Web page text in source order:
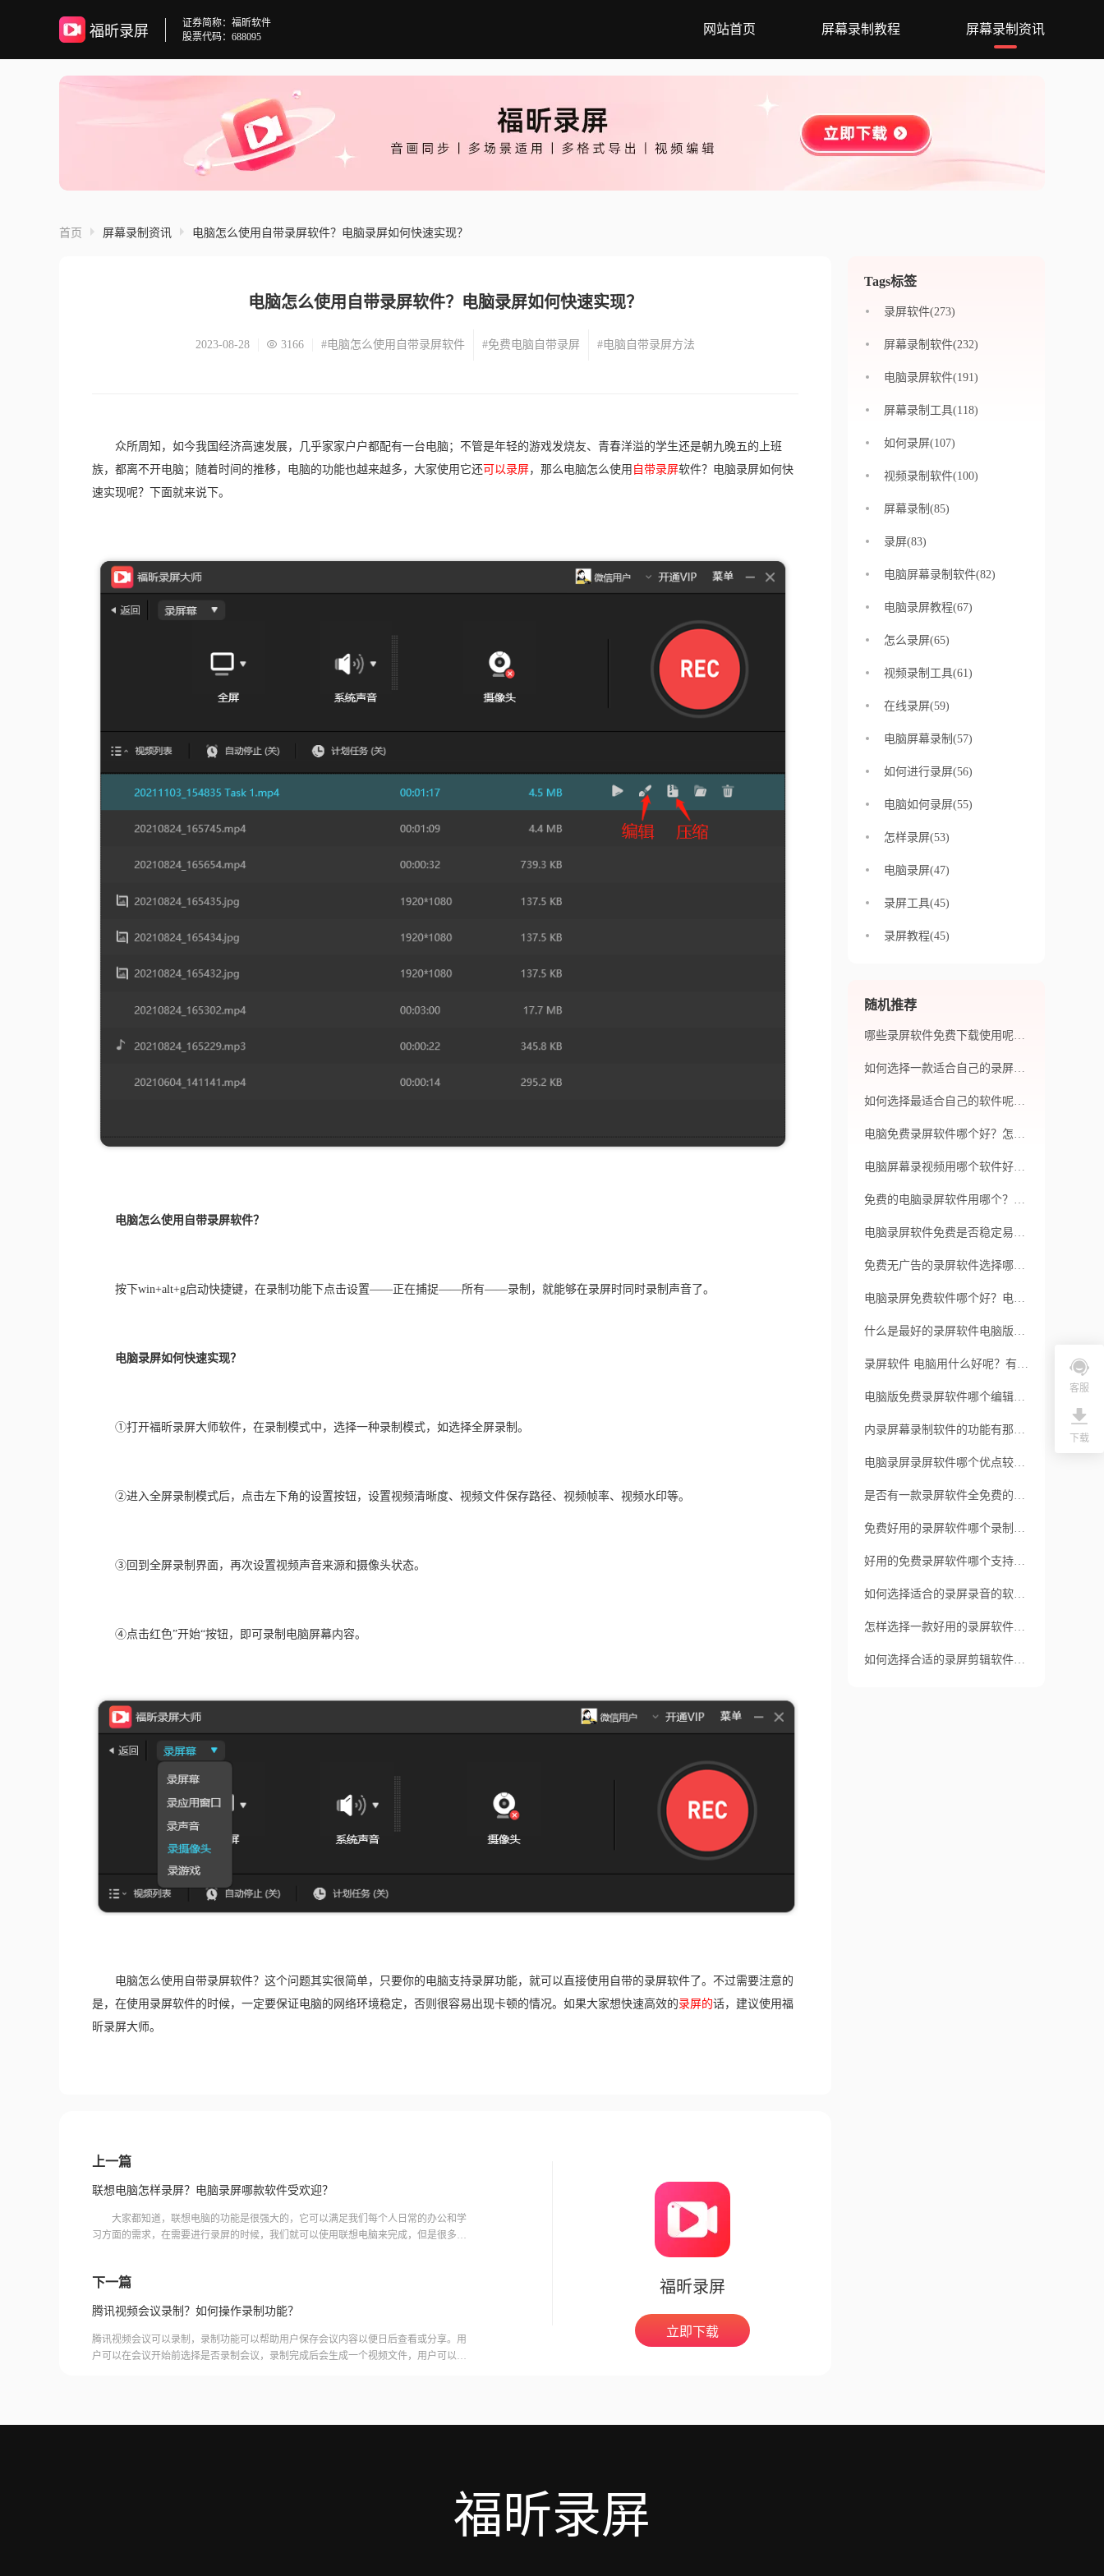
福昕录屏
证券简称：福昕软件
股票代码：688095
网站首页 屏幕录制教程 屏幕录制资讯
首页 屏幕录制资讯 电脑怎么使用自带录屏软件？电脑录屏如何快速实现？
电脑怎么使用自带录屏软件？电脑录屏如何快速实现？
2023-08-28 3166 #电脑怎么使用自带录屏软件 #免费电脑自带录屏 #电脑自带录屏方法
众所周知，如今我国经济高速发展，几乎家家户户都配有一台电脑；不管是年轻的游戏发烧友、青春洋溢的学生还是朝九晚五的上班
族，都离不开电脑；随着时间的推移，电脑的功能也越来越多，大家使用它还 可以录屏，那么电脑怎么使用 自带录屏软件？电脑录屏如何快
速实现呢？下面就来说下。
电脑怎么使用自带录屏软件？
按下win+alt+g启动快捷键，在录制功能下点击设置——正在捕捉——所有——录制，就能够在录屏时同时录制声音了。
电脑录屏如何快速实现？
①打开福昕录屏大师软件，在录制模式中，选择一种录制模式，如选择全屏录制。
②进入全屏录制模式后，点击左下角的设置按钮，设置视频清晰度、视频文件保存路径、视频帧率、视频水印等。
③回到全屏录制界面，再次设置视频声音来源和摄像头状态。
④点击红色”开始“按钮，即可录制电脑屏幕内容。
电脑怎么使用自带录屏软件？这个问题其实很简单，只要你的电脑支持录屏功能，就可以直接使用自带的录屏软件了。不过需要注意的
是，在使用录屏软件的时候，一定要保证电脑的网络环境稳定，否则很容易出现卡顿的情况。如果大家想快速高效的录屏的话，建议使用福
昕录屏大师。
上一篇
联想电脑怎样录屏？电脑录屏哪款软件受欢迎？
大家都知道，联想电脑的功能是很强大的，它可以满足我们每个人日常的办公和学
习方面的需求，在需要进行录屏的时候，我们就可以使用联想电脑来完成，但是很多朋
下一篇
腾讯视频会议录制？如何操作录制功能？
腾讯视频会议可以录制，录制功能可以帮助用户保存会议内容以便日后查看或分享。用
户可以在会议开始前选择是否录制会议，录制完成后会生成一个视频文件，用户可以在
福昕录屏
立即下载
Tags标签
录屏软件(273)
屏幕录制软件(232)
电脑录屏软件(191)
屏幕录制工具(118)
如何录屏(107)
视频录制软件(100)
屏幕录制(85)
录屏(83)
电脑屏幕录制软件(82)
电脑录屏教程(67)
怎么录屏(65)
视频录制工具(61)
在线录屏(59)
电脑屏幕录制(57)
如何进行录屏(56)
电脑如何录屏(55)
怎样录屏(53)
电脑录屏(47)
录屏工具(45)
录屏教程(45)
随机推荐
哪些录屏软件免费下载使用呢？哪个软件功能最全面？
如何选择一款适合自己的录屏软件呢？录屏软件下载免费的到底有没有？
如何选择最适合自己的软件呢？如何使用ppt录屏软件制作出高质量的ppt视频？
电脑免费录屏软件哪个好？怎么录制鼠标移动轨迹？
电脑屏幕录视频用哪个软件好？电脑屏幕如何录视频？
免费的电脑录屏软件用哪个？录屏软件对操作系统有何要求？
电脑录屏软件免费是否稳定易用？是否能够满足不同需求？
免费无广告的录屏软件选择哪个？录屏模糊是何种原因所致？
电脑录屏免费软件哪个好？电脑录屏软件怎么使用？
什么是最好的录屏软件电脑版免费的呢？如何选择适合自己的录屏软件呢？
录屏软件 电脑用什么好呢？有哪些优点呢？
电脑版免费录屏软件哪个编辑功能好？录屏软件有保密性吗？
内录屏幕录制软件的功能有那些？福昕录屏大师值得推荐吗？
电脑录屏录屏软件哪个优点较多？软件的选择要考虑什么？
是否有一款录屏软件全免费的？是否能够满足基本录屏需求呢？
免费好用的录屏软件哪个录制选项多？录屏软件会对电脑性能产生影响吗？
好用的免费录屏软件哪个支持实时预览和编辑？需考虑什么？
如何选择适合的录屏录音的软件？如何保证软件的质量和安全性呢？
怎样选择一款好用的录屏软件免费的？它又有哪些优点呢？
如何选择合适的录屏剪辑软件？如何学习与运用录屏剪辑软件？
福昕录屏
客服
下载